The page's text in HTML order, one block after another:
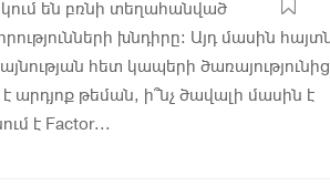
են բռնի տեղահանված
խնդիրը։ Այդ մասին
հետ կապերի
թեման, ի՞նչ ծավալի մասին է
է Factor...